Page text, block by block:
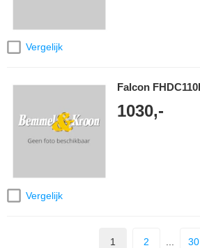
Vergelijk
Vergelijk
Falcon
1030,-
1 2 30